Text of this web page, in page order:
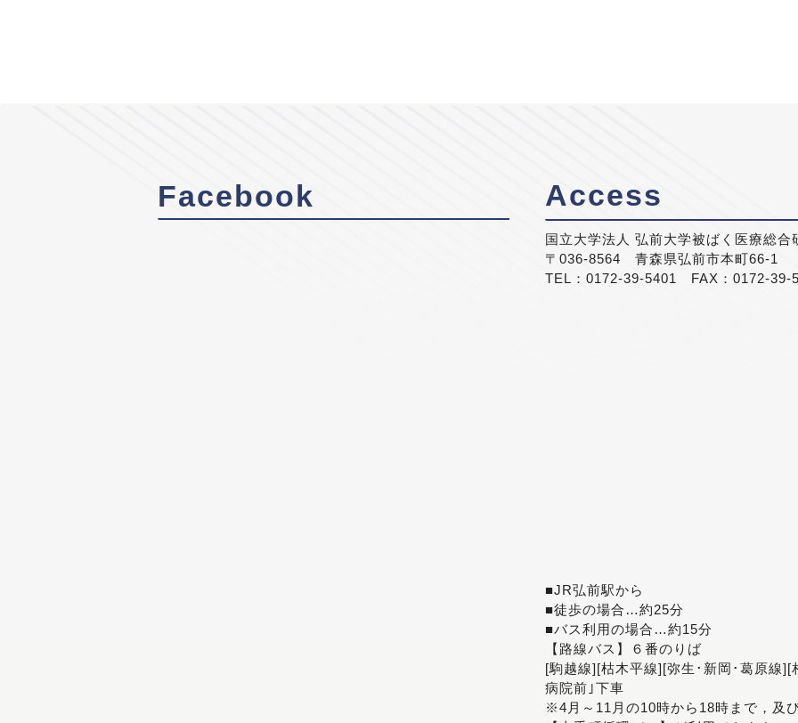
Facebook Access
国立大学法人 弘前大学被ばく医療総合
〒036-8564 青森県弘前市本町66-1
TEL：0172-39-5401 FAX：0172-39-
■JR弘前駅から
■徒歩の場合…約25分
■バス利用の場合…約15分
【路線バス】６番のりば
[駒越線][枯木平線][弥生･新岡･葛原線
病院前｣下車
※4月～11月の10時から18時まで，及